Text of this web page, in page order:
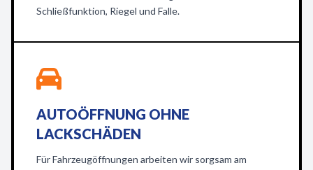
Schließfunktion, Riegel und Falle.
AUTOÖFFNUNG OHNE
LACKSCHÄDEN
Für Fahrzeugöffnungen arbeiten wir sorgsam am